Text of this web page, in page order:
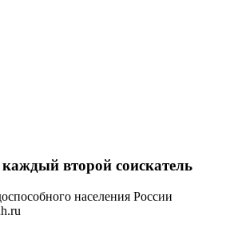
второй соискатель
населения России